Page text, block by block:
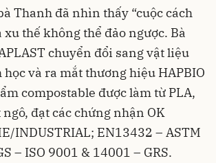
Thanh đã nhìn thấy “cuộc cách
xu thế không thể đảo ngược. Bà
chuyển đổi sang vật liệu
và ra mắt thương hiệu HAPBIO
compostable được làm từ PLA,
đạt các chứng nhận OK
INDUSTRIAL; EN13432 – ASTM
– ISO 9001 & 14001 – GRS.